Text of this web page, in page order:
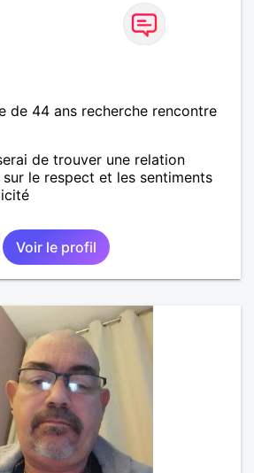
de 44 ans recherche rencontre
de trouver une relation
le respect et les sentiments
Voir le profil